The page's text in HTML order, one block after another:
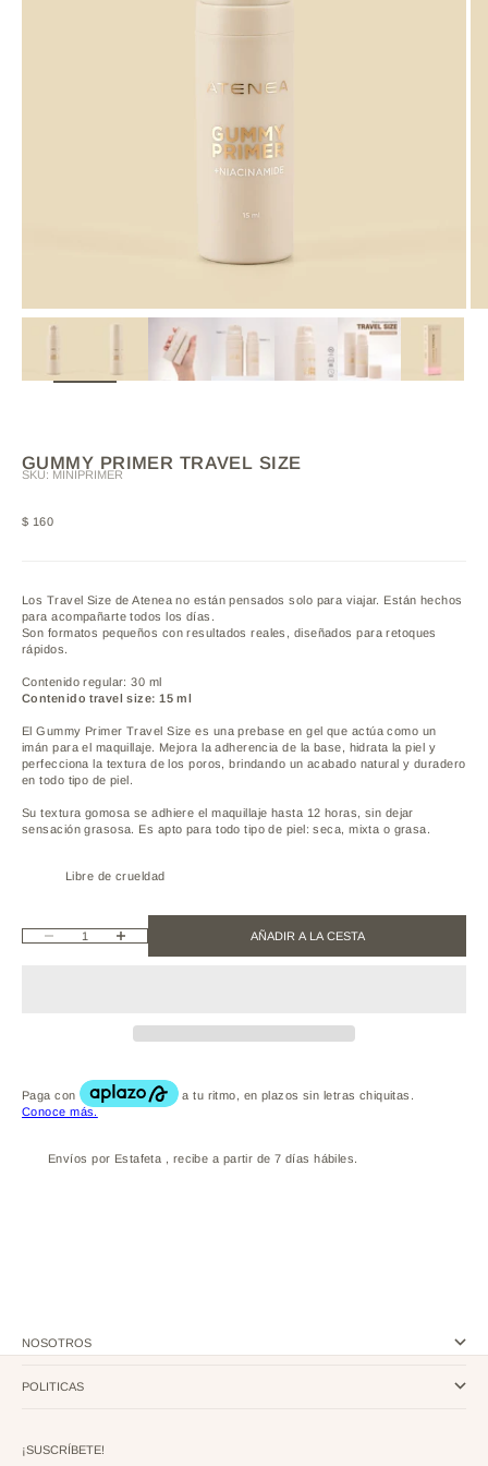
GUMMY PRIMER TRAVEL SIZE
SKU: MINIPRIMER
Precio de oferta
$ 160
Los Travel Size de Atenea no están pensados solo para viajar. Están hechos
para acompañarte todos los días.
Son formatos pequeños con resultados reales, diseñados para retoques
rápidos.
Contenido regular: 30 ml
Contenido travel size: 15 ml
El Gummy Primer Travel Size es una prebase en gel que actúa como un
imán para el maquillaje. Mejora la adherencia de la base, hidrata la piel y
perfecciona la textura de los poros, brindando un acabado natural y duradero
en todo tipo de piel.
Su textura gomosa se adhiere el maquillaje hasta 12 horas, sin dejar
sensación grasosa. Es apto para todo tipo de piel: seca, mixta o grasa.
Libre de crueldad
Reducir cantidadAumentar cantidad AÑADIR A LA CESTA
Envíos por Estafeta , recibe a partir de 7 días hábiles.
NOSOTROS
POLITICAS
¡SUSCRÍBETE!